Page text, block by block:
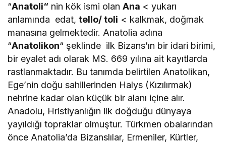
“Anatoli“ nin kök ismi olanAna < yukarı
anlamında edat,tello/ toli < kalkmak, doğmak
manasına gelmektedir. Anatolia adına
“Anatolikon“ şeklinde ilk Bizans’ın bir idari birimi,
bir eyalet adı olarak MS. 669 yılına ait kayıtlarda
rastlanmaktadır. Bu tanımda belirtilen Anatolikan,
Ege’nin doğu sahillerinden Halys (Kızılırmak)
nehrine kadar olan küçük bir alanı içine alır.
Anadolu, Hristiyanlığın ilk doğduğu dünyaya
yayıldığı topraklar olmuştur. Türkmen obalarından
önce Anatolia’da Bizanslılar, Ermeniler, Kürtler,